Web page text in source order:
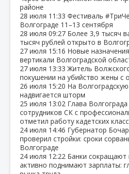
районе
28 июля 11:33 Фестиваль
Волгограде 11–13 сентября
28 июля 09:27 Более 3,9 тысяч
тысяч рублей открыто в
27 июля 15:16 Новые
вертикали Волгоградской
27 июля 13:33 Житель
покушении на убийство жены с
26 июля 15:20 На
надвигается шторм
25 июля 13:02 Глава
сотрудников СК с
отметил работу кадетских
24 июля 14:46 Губернатор
проверил стройки: сроки
Волгограде
24 июля 12:22 Банки сокращают
активно поднимают зарплаты: